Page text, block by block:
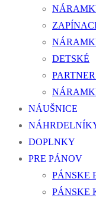
DETSKÉ
NÁUŠNICE
DOPLNKY
PRE PÁNOV
PÁNSKE
PÁNSKE